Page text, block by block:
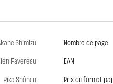
Shimizu
Favereau
Pika Shônen
Nombre de page
EAN
Prix du format